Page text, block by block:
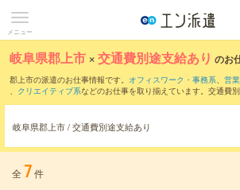
メニュー
岐阜県郡上市 ×交通費別途支給あり のお
郡上市の派遣のお仕事情報です。 オフィスワーク・事務系、 営
、 クリエイティブ系などのお仕事を取り揃えています。交通費
岐阜県郡上市 / 交通費別途支給あり
全 7件